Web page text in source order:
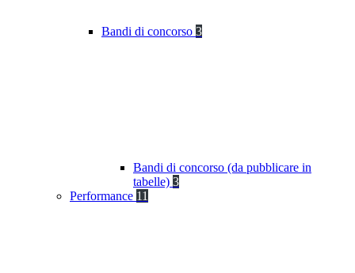
Bandi di concorso 3
Bandi di concorso (da pubblicare in
tabelle) 3
Performance 11